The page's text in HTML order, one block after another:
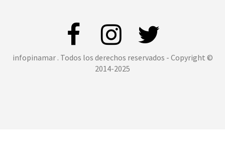
infopinamar . Todos los derechos reservados - Copyright ©
2014-2025